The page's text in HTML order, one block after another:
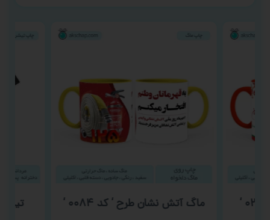
ماگ آتش نشان طرح ‘ کد ۰۰۸۴ ‘